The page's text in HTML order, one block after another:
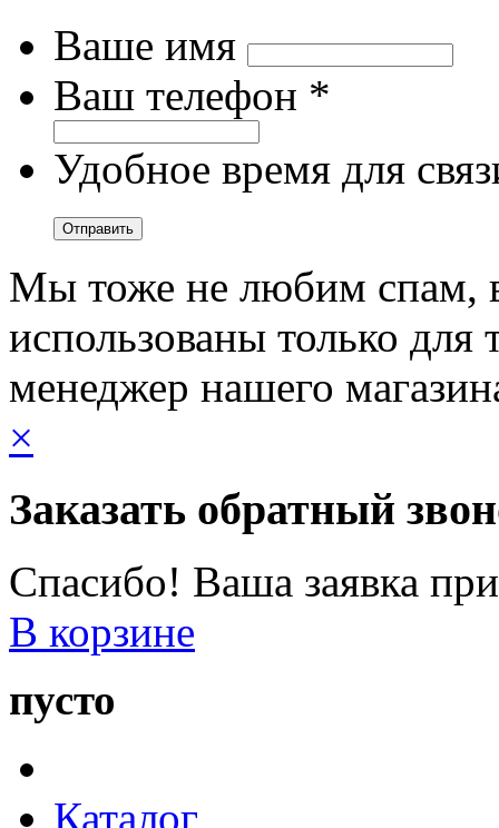
Ваше имя
Ваш телефон *
Удобное время для
Мы тоже не любим спам,
использованы только для
менеджер нашего
×
Заказать обратный
Спасибо! Ваша заявка
В корзине
пусто
Каталог